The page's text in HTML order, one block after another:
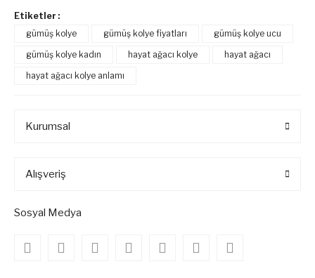
Etiketler :
gümüş kolye
gümüş kolye fiyatları
gümüş kolye ucu
gümüş kolye kadın
hayat ağacı kolye
hayat ağacı
hayat ağacı kolye anlamı
Kurumsal
Alışveriş
Sosyal Medya